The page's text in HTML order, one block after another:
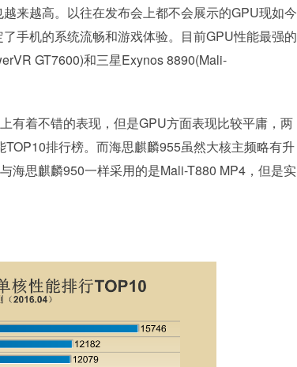
越高。以往在发布会上都不会展示的GPU现如今
手机的系统流畅和游戏体验。目前GPU性能最强的
GT7600)和三星Exynos 8890(Mali-
着不错的表现，但是GPU方面表现比较平庸，两
排行榜。而海思麒麟955虽然大核主频略有升
海思麒麟950一样采用的是Mali-T880 MP4，但是实